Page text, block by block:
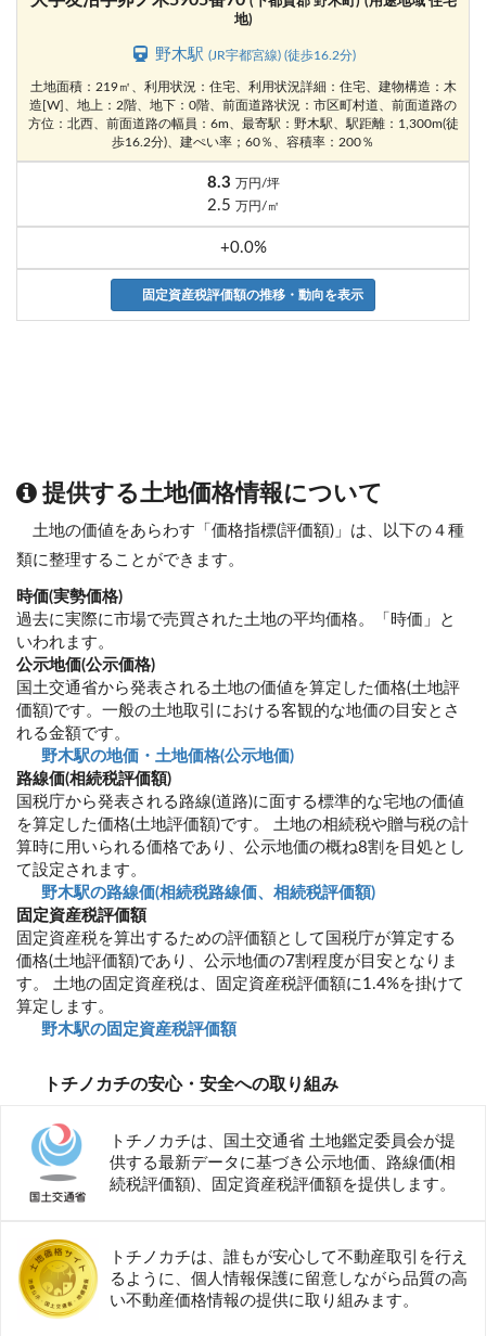
地)
野木駅(JR宇都宮線) (徒歩16.2分)
土地面積：219㎡、利用状況：住宅、利用状況詳細：住宅、建物構造：木
造[W]、地上：2階、地下：0階、前面道路状況：市区町村道、前面道路の
方位：北西、前面道路の幅員：6m、最寄駅：野木駅、駅距離：1,300m(徒
歩16.2分)、建ぺい率；60％、容積率：200％
8.3 万円/坪
2.5 万円/㎡
+0.0%
固定資産税評価額の推移・動向を表示
提供する土地価格情報について
土地の価値をあらわす「価格指標(評価額)」は、以下の４種
類に整理することができます。
時価(実勢価格)
過去に実際に市場で売買された土地の平均価格。「時価」と
いわれます。
公示地価(公示価格)
国土交通省から発表される土地の価値を算定した価格(土地評
価額)です。一般の土地取引における客観的な地価の目安とさ
れる金額です。
野木駅の地価・土地価格(公示地価)
路線価(相続税評価額)
国税庁から発表される路線(道路)に面する標準的な宅地の価値
を算定した価格(土地評価額)です。 土地の相続税や贈与税の計
算時に用いられる価格であり、公示地価の概ね8割を目処とし
て設定されます。
野木駅の路線価(相続税路線価、相続税評価額)
固定資産税評価額
固定資産税を算出するための評価額として国税庁が算定する
価格(土地評価額)であり、公示地価の7割程度が目安となりま
す。 土地の固定資産税は、固定資産税評価額に1.4%を掛けて
算定します。
野木駅の固定資産税評価額
トチノカチの安心・安全への取り組み
トチノカチは、国土交通省 土地鑑定委員会が提
供する最新データに基づき公示地価、路線価(相
続税評価額)、固定資産税評価額を提供します。
トチノカチは、誰もが安心して不動産取引を行え
るように、個人情報保護に留意しながら品質の高
い不動産価格情報の提供に取り組みます。